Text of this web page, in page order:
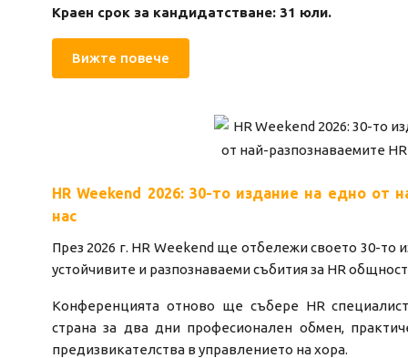
Краен срок за кандидатстване: 31 юли.
Вижте повече
HR Weekend 2026: 30-то издание на едно от
нас
През 2026 г. HR Weekend ще отбележи своето 30-то
устойчивите и разпознаваеми събития за HR
Конференцията отново ще събере HR
страна за два дни професионален обмен,
предизвикателства в управлението на хора.